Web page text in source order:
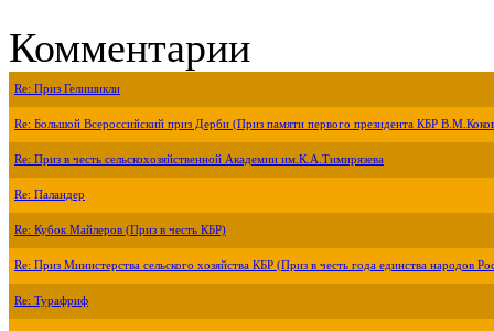
Комментарии
Re: Приз Гелишикли
Re: Большой Всероссийский приз Дерби (Приз памяти первого президента КБР
Re: Приз в честь сельскохозяйственной Академии им.К.А.Тимирязева
Re: Паландер
Re: Кубок Майлеров (Приз в честь КБР)
Re: Приз Министерства сельского хозяйства КБР (Приз в честь года единства народов
Re: Турафриф